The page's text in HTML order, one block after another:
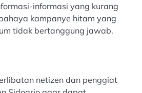
informasi yang kurang
kampanye hitam yang
tidak bertanggung jawab.
netizen dan penggiat